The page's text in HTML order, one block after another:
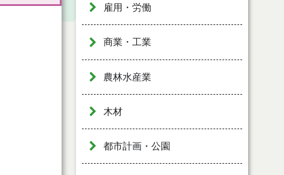
雇用・労働
商業・工業
農林水産業
木材
都市計画・公園